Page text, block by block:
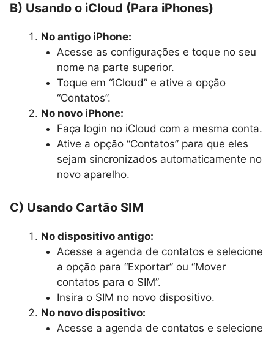
B) Usando o iCloud (Para iPhones)
No antigo iPhone:
Acesse as configurações e toque no seu
nome na parte superior.
Toque em “iCloud” e ative a opção
“Contatos”.
No novo iPhone:
Faça login no iCloud com a mesma conta.
Ative a opção “Contatos” para que eles
sejam sincronizados automaticamente no
novo aparelho.
C) Usando Cartão SIM
No dispositivo antigo:
Acesse a agenda de contatos e selecione
a opção para “Exportar” ou “Mover
contatos para o SIM”.
Insira o SIM no novo dispositivo.
No novo dispositivo:
Acesse a agenda de contatos e selecione